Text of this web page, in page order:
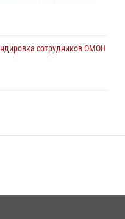
сотрудников ОМОН
летию Центрального